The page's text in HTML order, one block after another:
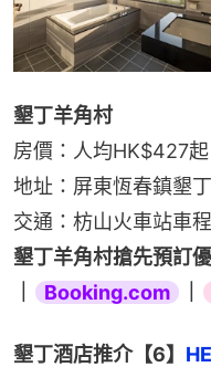
墾丁羊角村
房價：人均HK$427起
地址：屏東恆春鎮墾
交通：枋山火車站車
墾丁羊角村搶先預訂優
Booking.com
墾丁酒店推介【6】